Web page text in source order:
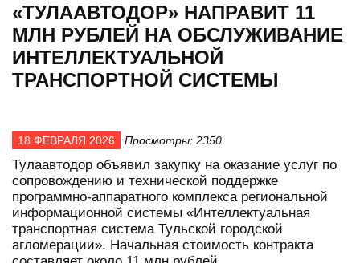
«ТУЛААВТОДОР» НАПРАВИТ 11
МЛН РУБЛЕЙ НА ОБСЛУЖИВАНИЕ
ИНТЕЛЛЕКТУАЛЬНОЙ
ТРАНСПОРТНОЙ СИСТЕМЫ
18 ФЕВРАЛЯ 2026 Просмотры: 2350
Тулаавтодор объявил закупку на оказание услуг по
сопровождению и технической поддержке
программно-аппаратного комплекса региональной
информационной системы «Интеллектуальная
транспортная система Тульской городской
агломерации». Начальная стоимость контракта